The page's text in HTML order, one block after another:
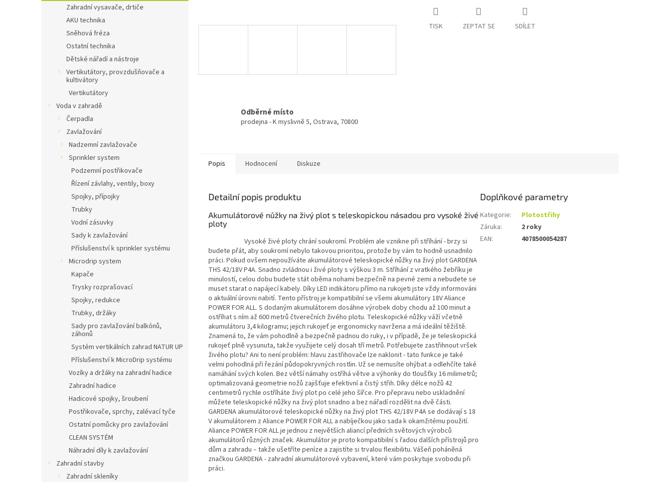
Zahradní vysavače, drtiče
AKU technika
Sněhová fréza
Ostatní technika
Dětské nářadí a nástroje
Vertikutátory, provzdušňovače a
kultivátory
Vertikutátory
Voda v zahradě
Čerpadla
Zavlažování
Nadzemní zavlažovače
Sprinkler system
Podzemní postřikovače
Řízení závlahy, ventily, boxy
Spojky, přípojky
Trubky
Vodní zásuvky
Sady k zavlažování
Příslušenství k sprinkler systému
Microdrip system
Kapače
Trysky rozprašovací
Spojky, redukce
Trubky, držáky
Sady pro zavlažování balkónů,
záhonů
Systém vertikálních zahrad NATUR UP
Příslušenství k MicroDrip systému
Vozíky a držáky na zahradní hadice
Zahradní hadice
Hadicové spojky, šroubení
Postřikovače, sprchy, zalévací tyče
Ostatní pomůcky pro zavlažování
CLEAN SYSTÉM
Náhradní díly k zavlažování
Zahradní stavby
Zahradní skleníky
TISK ZEPTAT SE SDÍLET
Odběrné místo
prodejna - K myslivně 5, Ostrava, 70800
Popis Hodnocení Diskuze
Detailní popis produktu
Akumulátorové nůžky na živý plot s teleskopickou násadou pro vysoké živé
ploty
Vysoké živé ploty chrání soukromí. Problém ale vznikne při stříhání - brzy si
budete přát, aby soukromí nebylo takovou prioritou, protože by vám to hodně usnadnilo
práci. Pokud ovšem nepoužíváte akumulátorové teleskopické nůžky na živý plot GARDENA
THS 42/18V P4A. Snadno zvládnou i živé ploty s výškou 3 m. Stříhání z vratkého žebříku je
minulostí, celou dobu budete stát oběma nohami bezpečně na pevné zemi a nebudete se
muset starat o napájecí kabely. Díky LED indikátoru přímo na rukojeti jste vždy informováni
o aktuální úrovni nabití. Tento přístroj je kompatibilní se všemi akumulátory 18V Aliance
POWER FOR ALL. S dodaným akumulátorem dosáhne výrobek doby chodu až 100 minut a
ostříhat s ním až 600 metrů čtverečních živého plotu. Teleskopické nůžky váží včetně
akumulátoru 3,4 kilogramu; jejich rukojeť je ergonomicky navržena a má ideální těžiště.
Znamená to, že vám pohodlně a bezpečně padnou do ruky, i v případě, že je teleskopická
rukojeť plně vysunuta, takže využijete celý dosah tří metrů. Potřebujete zastřihnout vršek
živého plotu? Ani to není problém: hlavu zastřihovače lze naklonit - tato funkce je také
velmi pohodlná při řezání půdopokryvných rostlin. Už se nemusíte ohýbat a odlehčíte také
namáhání svých kolen. Bez větší námahy ostříhá větve a výhonky do tloušťky 16 milimetrů;
optimalizovaná geometrie nožů zajišťuje efektivní a čistý střih. Díky délce nožů 42
centimetrů rychle ostříháte živý plot po celé jeho šířce. Pro přepravu nebo uskladnění
můžete teleskopické nůžky na živý plot snadno a bez nářadí rozdělit na dvě části.
GARDENA akumulátorové teleskopické nůžky na živý plot THS 42/18V P4A se dodávají s 18
V akumulátorem z Aliance POWER FOR ALL a nabíječkou jako sada k okamžitému použití.
Aliance POWER FOR ALL je jednou z největších aliancí předních světových výrobců
akumulátorů různých značek. Akumulátor je proto kompatibilní s řadou dalších přístrojů pro
dům a zahradu – takže ušetříte peníze a zajistíte si trvalou flexibilitu. Vášeň poháněná
značkou GARDENA - zahradní akumulátorové vybavení, které vám poskytuje svobodu při
práci.
Doplňkové parametry
Kategorie:
Plotostřihy
Záruka:
2 roky
EAN: 4078500054287